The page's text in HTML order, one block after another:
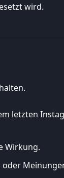
wird.
letzten
Wirkung.
oder